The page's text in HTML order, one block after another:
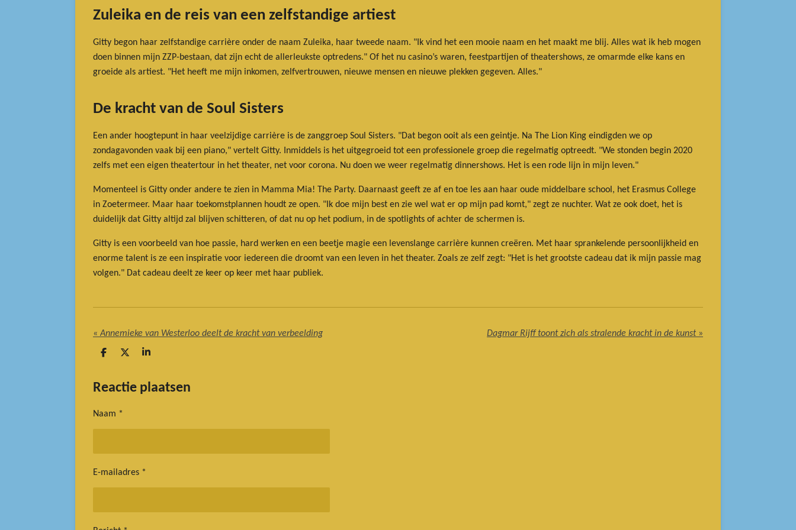
Zuleika en de reis van een zelfstandige artiest
Gitty begon haar zelfstandige carrière onder de naam Zuleika, haar tweede naam. "Ik vind het een mooie naam en het maakt me blij. Alles wat ik heb mogen
doen binnen mijn ZZP-bestaan, dat zijn echt de allerleukste optredens." Of het nu casino’s waren, feestpartijen of theatershows, ze omarmde elke kans en
groeide als artiest. "Het heeft me mijn inkomen, zelfvertrouwen, nieuwe mensen en nieuwe plekken gegeven. Alles."
De kracht van de Soul Sisters
Een ander hoogtepunt in haar veelzijdige carrière is de zanggroep Soul Sisters. "Dat begon ooit als een geintje. Na The Lion King eindigden we op
zondagavonden vaak bij een piano," vertelt Gitty. Inmiddels is het uitgegroeid tot een professionele groep die regelmatig optreedt. "We stonden begin 2020
zelfs met een eigen theatertour in het theater, net voor corona. Nu doen we weer regelmatig dinnershows. Het is een rode lijn in mijn leven."
Momenteel is Gitty onder andere te zien in Mamma Mia! The Party. Daarnaast geeft ze af en toe les aan haar oude middelbare school, het Erasmus College
in Zoetermeer. Maar haar toekomstplannen houdt ze open. "Ik doe mijn best en zie wel wat er op mijn pad komt," zegt ze nuchter. Wat ze ook doet, het is
duidelijk dat Gitty altijd zal blijven schitteren, of dat nu op het podium, in de spotlights of achter de schermen is.
Gitty is een voorbeeld van hoe passie, hard werken en een beetje magie een levenslange carrière kunnen creëren. Met haar sprankelende persoonlijkheid en
enorme talent is ze een inspiratie voor iedereen die droomt van een leven in het theater. Zoals ze zelf zegt: "Het is het grootste cadeau dat ik mijn passie mag
volgen." Dat cadeau deelt ze keer op keer met haar publiek.
« Annemieke van Westerloo deelt de kracht van verbeelding Dagmar Rijff toont zich als stralende kracht in de kunst »
D
e
n
D
l
S
r
e
Reactie plaatsen
Naam *
E-mailadres *